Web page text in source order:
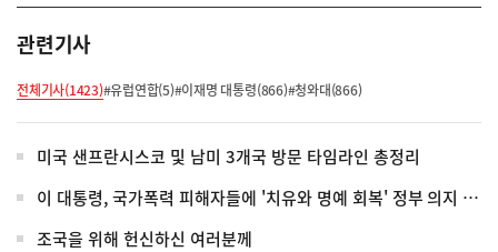
관련기사
전체기사(1423)#유럽연합(5)#이재명 대통령(866)#청와대(866)
미국 샌프란시스코 및 남미 3개국 방문 타임라인 총정리
이 대통령, 국가폭력 피해자들에 '치유와 명예 회복' 정부 의지 전달
조국을 위해 헌신하신 여러분께